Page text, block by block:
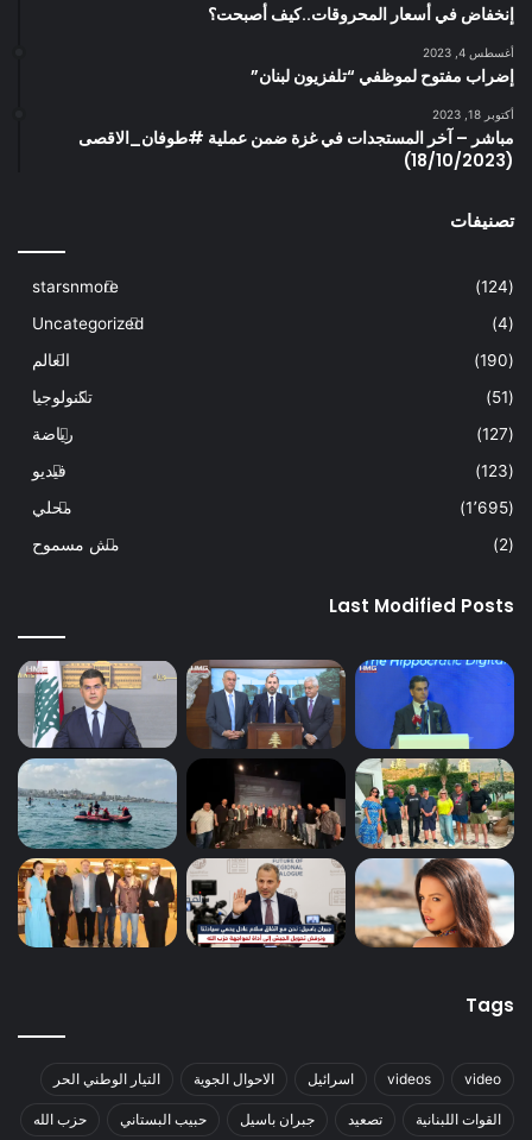
إنخفاض في أسعار المحروقات..كيف أصبحت؟
أغسطس 4, 2023
إضراب مفتوح لموظفي “تلفزيون لبنان”
أكتوبر 18, 2023
مباشر – آخر المستجدات في غزة ضمن عملية #طوفان_الاقصى
(18/10/2023)
تصنيفات
starsnmore
(124)
Uncategorized
(4)
العالم
(190)
تكنولوجيا
(51)
رياضة
(127)
فيديو
(123)
محلي
(1٬695)
مش مسموح
(2)
Last Modified Posts
Tags
video
videos اسرائيل الاحوال الجوية التيار الوطني الحر
القوات اللبنانية تصعيد جبران باسيل حبيب البستاني حزب الله